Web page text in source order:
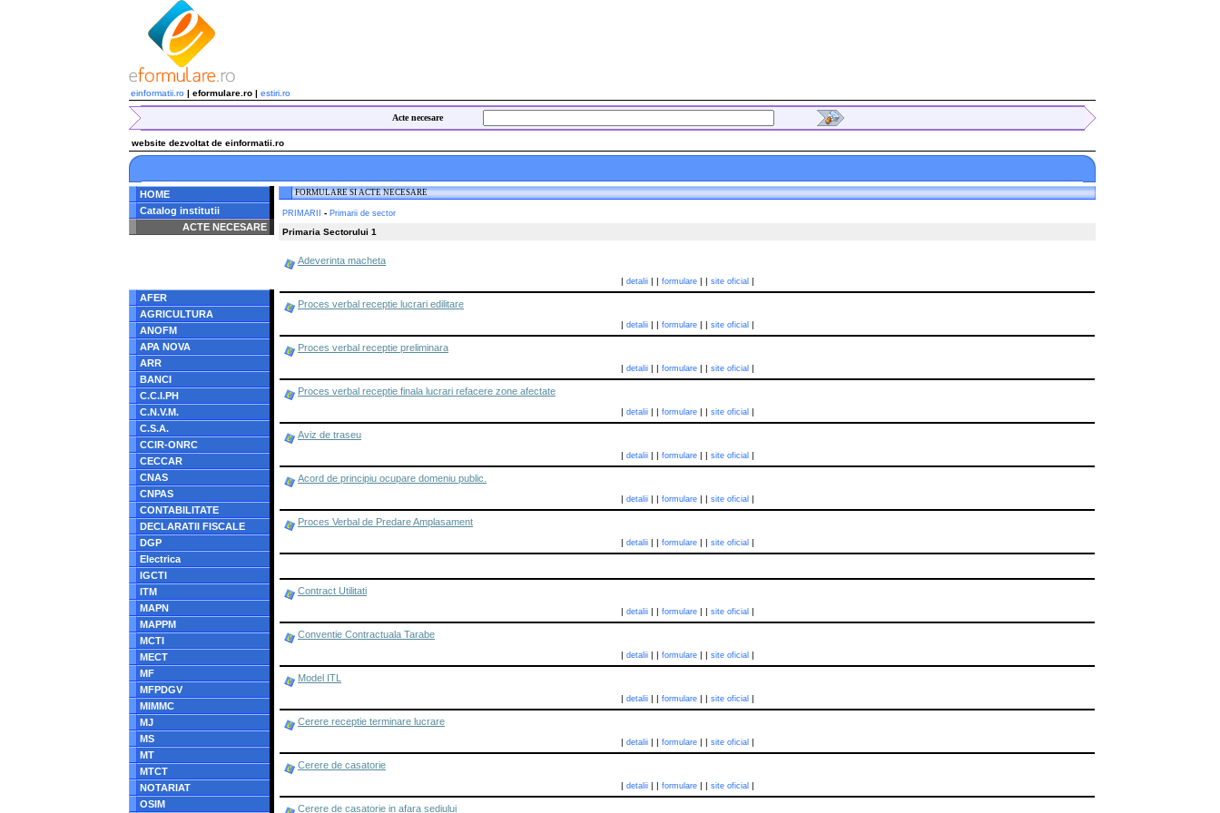
einformatii.ro | eformulare.ro | estiri.ro
Acte necesare
website dezvoltat de einformatii.ro
HOME
Catalog institutii
ACTE NECESARE
/home/eformulare.ro/public_html/navigare/stanga.php
AFER
AGRICULTURA
ANOFM
APA NOVA
ARR
BANCI
C.C.I.PH
C.N.V.M.
C.S.A.
CCIR-ONRC
CECCAR
CNAS
CNPAS
CONTABILITATE
DECLARATII FISCALE
DGP
Electrica
IGCTI
ITM
MAPN
MAPPM
MCTI
MECT
MF
MFPDGV
MIMMC
MJ
MS
MT
MTCT
NOTARIAT
OSIM
FORMULARE SI ACTE NECESARE
PRIMARII - Primarii de sector
Primaria Sectorului 1
Adeverinta macheta
| detalii| | formulare| | site oficial|
Proces verbal receptie lucrari edilitare
| detalii| | formulare| | site oficial|
Proces verbal receptie preliminara
| detalii| | formulare| | site oficial|
Proces verbal receptie finala lucrari refacere zone afectate
| detalii| | formulare| | site oficial|
Aviz de traseu
| detalii| | formulare| | site oficial|
Acord de principiu ocupare domeniu public.
| detalii| | formulare| | site oficial|
Proces Verbal de Predare Amplasament
| detalii| | formulare| | site oficial|
Contract Utilitati
| detalii| | formulare| | site oficial|
Conventie Contractuala Tarabe
| detalii| | formulare| | site oficial|
Model ITL
| detalii| | formulare| | site oficial|
Cerere receptie terminare lucrare
| detalii| | formulare| | site oficial|
Cerere de casatorie
| detalii| | formulare| | site oficial|
Cerere de casatorie in afara sediului